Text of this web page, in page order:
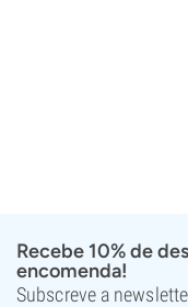
Recebe 10% de
encomenda!
Subscreve a